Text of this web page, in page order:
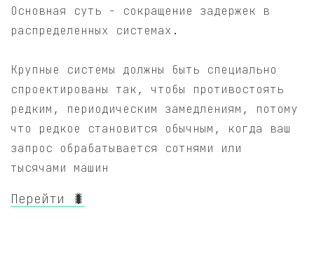
Основная суть - сокращение задержек в
распределенных системах.
Крупные системы должны быть специально
спроектированы так, чтобы противостоять
редким, периодическим замедлениям, потому
что редкое становится обычным, когда ваш
запрос обрабатывается сотнями или
тысячами машин
Перейти 🐛